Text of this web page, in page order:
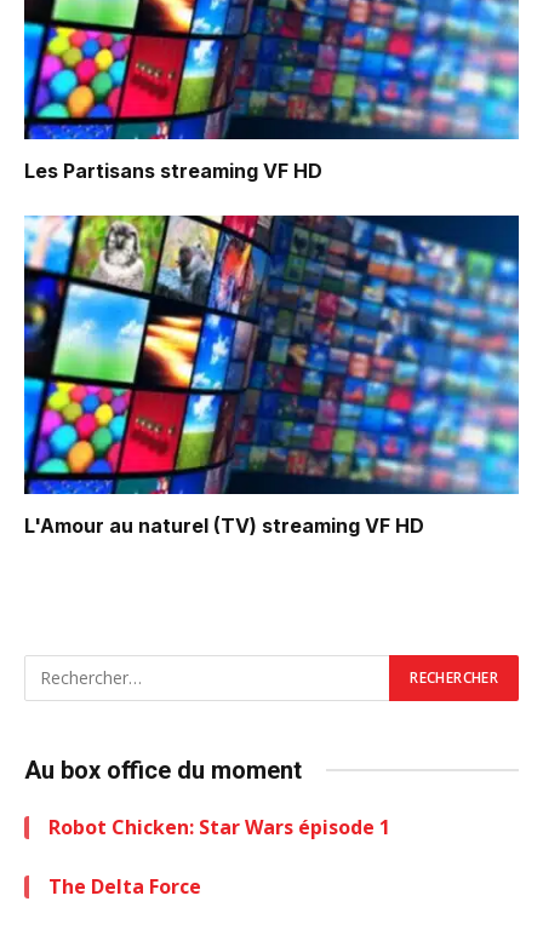
Les Partisans streaming VF HD
L'Amour au naturel (TV) streaming VF HD
Au box office du moment
Robot Chicken: Star Wars épisode 1
The Delta Force